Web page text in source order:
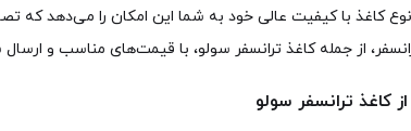
کاغذ با کیفیت عالی خود به شما این امکان را می‌دهد که
از جمله کاغذ ترانسفر سولو، با قیمت‌های مناسب و
کاغذ ترانسفر سولو